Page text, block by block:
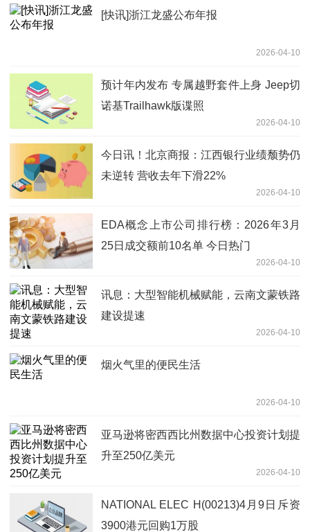
[快讯]浙江龙盛公布年报
2026-04-10
预计年内发布 专属越野套件上身 Jeep切
诺基Trailhawk版谍照
2026-04-10
今日讯！北京商报：江西银行业绩颓势仍
未逆转 营收去年下滑22%
2026-04-10
EDA概念上市公司排行榜：2026年3月
25日成交额前10名单 今日热门
2026-04-10
讯息：大型智能机械赋能，云南文蒙铁路
建设提速
2026-04-10
烟火气里的便民生活
2026-04-10
亚马逊将密西西比州数据中心投资计划提
升至250亿美元
2026-04-10
NATIONAL ELEC H(00213)4月9日斥资
3900港元回购1万股